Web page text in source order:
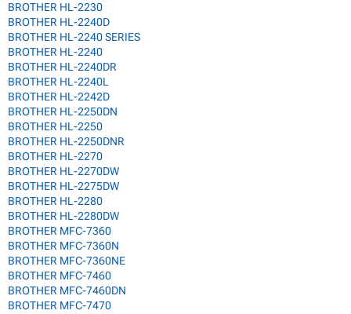
BROTHER HL-2230
BROTHER HL-2240D
BROTHER HL-2240 SERIES
BROTHER HL-2240
BROTHER HL-2240DR
BROTHER HL-2240L
BROTHER HL-2242D
BROTHER HL-2250DN
BROTHER HL-2250
BROTHER HL-2250DNR
BROTHER HL-2270
BROTHER HL-2270DW
BROTHER HL-2275DW
BROTHER HL-2280
BROTHER HL-2280DW
BROTHER MFC-7360
BROTHER MFC-7360N
BROTHER MFC-7360NE
BROTHER MFC-7460
BROTHER MFC-7460DN
BROTHER MFC-7470